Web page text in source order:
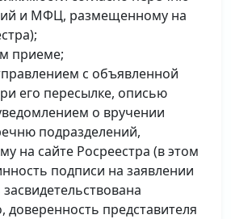
и МФЦ, размещенному на
приеме;
с объявленной
его пересылке, описью
о вручении
подразделений,
на сайте Росреестра (в этом
подписи на заявлении
доверенность представителя